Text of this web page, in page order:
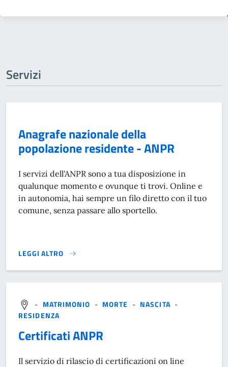
Servizi
Anagrafe nazionale della
popolazione residente - ANPR
I servizi dell'ANPR sono a tua disposizione in
qualunque momento e ovunque ti trovi. Online e
in autonomia, hai sempre un filo diretto con il tuo
comune, senza passare allo sportello.
LEGGI ALTRO
ANAGRAFE NAZIONALE DELLA POPOLAZIONE RESIDENTE -
- MATRIMONIO - MORTE - NASCITA -
RESIDENZA
Certificati ANPR
Il servizio di rilascio di certificazioni on line